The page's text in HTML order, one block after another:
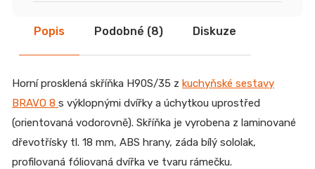
Popis Podobné (8) Diskuze
Horní prosklená skříňka H90S/35 z kuchyňské sestavy
BRAVO 8 s výklopnými dvířky a úchytkou uprostřed
(orientovaná vodorovně). Skříňka je vyrobena z laminované
dřevotřísky tl. 18 mm, ABS hrany, záda bílý sololak,
profilovaná fóliovaná dvířka ve tvaru rámečku.